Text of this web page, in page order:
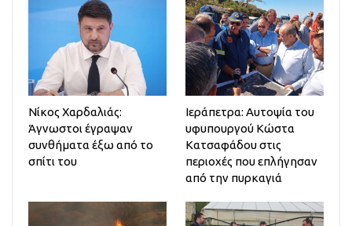
Νίκος Χαρδαλιάς:
Άγνωστοι έγραψαν
συνθήματα έξω από το
σπίτι του
Ιεράπετρα: Αυτοψία του
υφυπουργού Κώστα
Κατσαφάδου στις
περιοχές που επλήγησαν
από την πυρκαγιά